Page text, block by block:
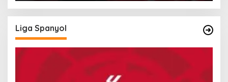
Liga Spanyol